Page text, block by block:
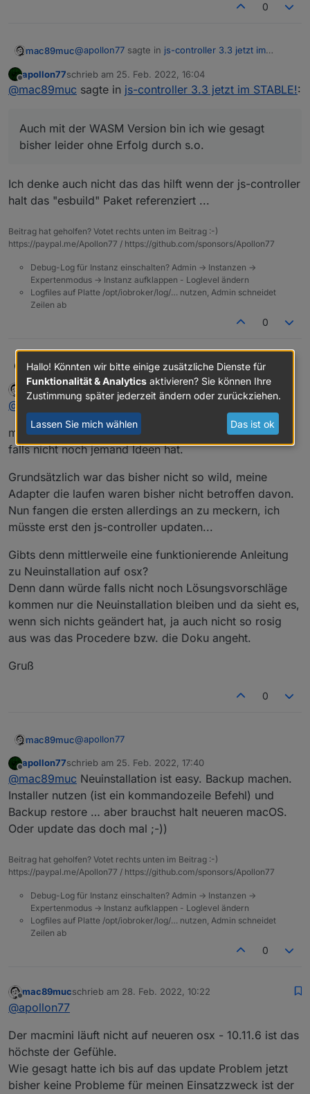
0
mac89muc@apollon77 sagte in js-controller 3.3 jetzt im
https://github.com/evanw/esbuild/issues/127
die Esbuild WebAssembly Version hingewiesen
https://github.com/evanw/esbuild/issues/1278#iss
uecomment-840148007
"The WASM version should work since WASM is
platform-independent and presumably node's
approach I'd recommend."
bisher leider ohne Erfolg durch s.o.
Offline
apollon77schrieb am 25. Feb. 2022, 16:04
zuletzt editiert von
@mac89muc sagte in js-controller 3.3 jetzt im STABLE!:
Auch mit der WASM Version bin ich wie gesagt
bisher leider ohne Erfolg durch s.o.
Ich denke auch nicht das das hilft wenn der js-controller
halt das "esbuild" Paket referenziert ...
Beitrag hat geholfen? Votet rechts unten im Beitrag :-)
https://paypal.me/Apollon77 / https://github.com/sponsors/Apollon77
Debug-Log für Instanz einschalten? Admin -> Instanzen ->
Expertenmodus -> Instanz aufklappen - Loglevel ändern
Logfiles auf Platte /opt/iobroker/log/… nutzen, Admin schneidet
Zeilen ab
0
apollon77@mac89mucsagte in js-controller 3.3 jetzt im
STABLE! :
Auch mit der WASM Version bin ich wie gesagt
bisher leider ohne Erfolg durch s.o.
Ich denke auch nicht das das hilft wenn der js-
Offline
mac89muc schrieb am 25. Feb. 2022, 16:29
zuletzt editiert von
@
mmhhh dann wird's mit dem Update wohl nichts mehr,
falls nicht noch jemand Ideen hat.
Grundsätzlich war das bisher nicht so wild, meine
Adapter die laufen waren bisher nicht betroffen davon.
Nun fangen die ersten allerdings an zu meckern, ich
müsste erst den js-controller updaten...
Gibts denn mittlerweile eine funktionierende Anleitung
zu Neuinstallation auf osx?
Denn dann würde falls nicht noch Lösungsvorschläge
kommen nur die Neuinstallation bleiben und da sieht es,
wenn sich nichts geändert hat, ja auch nicht so rosig
aus was das Procedere bzw. die Doku angeht.
Gruß
0
mac89muc@apollon77
mmhhh dann wird's mit dem Update wohl nichts
mehr, falls nicht noch jemand Ideen hat.
Grundsätzlich war das bisher nicht so wild, meine
Adapter die laufen waren bisher nicht betroffen
davon. Nun fangen die ersten allerdings an zu
meckern, ich müsste erst den js-controller
Gibts denn mittlerweile eine funktionierende
Anleitung zu Neuinstallation auf osx?
Lösungsvorschläge kommen nur die
Neuinstallation bleiben und da sieht es, wenn sich
das Procedere bzw. die Doku angeht.
Offline
apollon77schrieb am 25. Feb. 2022, 17:40
zuletzt editiert von
@mac89muc Neuinstallation ist easy. Backup machen.
Installer nutzen (ist ein kommandozeile Befehl) und
Backup restore … aber brauchst halt neueren macOS.
Oder update das doch mal ;-))
Beitrag hat geholfen? Votet rechts unten im Beitrag :-)
https://paypal.me/Apollon77 / https://github.com/sponsors/Apollon77
Debug-Log für Instanz einschalten? Admin -> Instanzen ->
Expertenmodus -> Instanz aufklappen - Loglevel ändern
Logfiles auf Platte /opt/iobroker/log/… nutzen, Admin schneidet
Zeilen ab
0
Offline
mac89mucschrieb am 28. Feb. 2022, 10:22
zuletzt editiert von
@apollon77
Der macmini läuft nicht auf neueren osx - 10.11.6 ist das
höchste der Gefühle.
Wie gesagt hatte ich bis auf das update Problem jetzt
bisher keine Probleme für meinen Einsatzzweck ist der
Hallo! Könnten wir bitte einige zusätzliche Dienste für
Funktionalität & Analytics aktivieren? Sie können Ihre
Zustimmung später jederzeit ändern oder zurückziehen.
Lassen Sie mich wählen Das ist ok